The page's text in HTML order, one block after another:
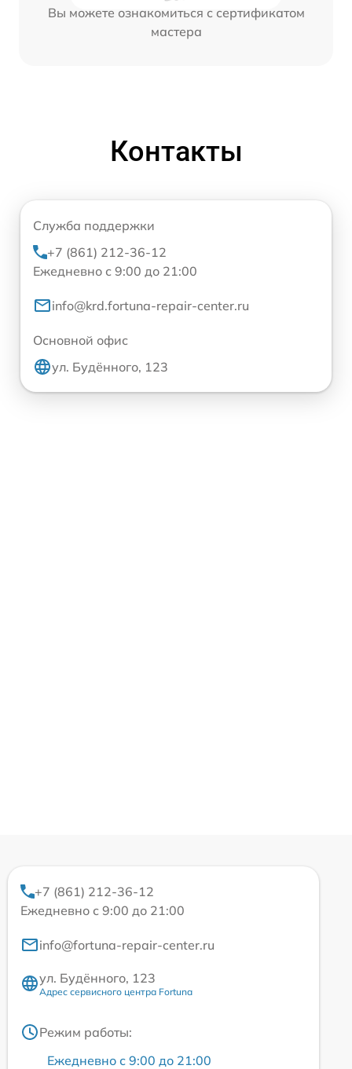
Вы можете ознакомиться с сертификатом
мастера
Контакты
Служба поддержки
+7 (861) 212-36-12
Ежедневно с 9:00 до 21:00
info@krd.fortuna-repair-center.ru
Основной офис
ул. Будённого, 123
+7 (861) 212-36-12
Ежедневно с 9:00 до 21:00
info@fortuna-repair-center.ru
ул. Будённого, 123
Адрес сервисного центра Fortuna
Режим работы:
Ежедневно с 9:00 до 21:00